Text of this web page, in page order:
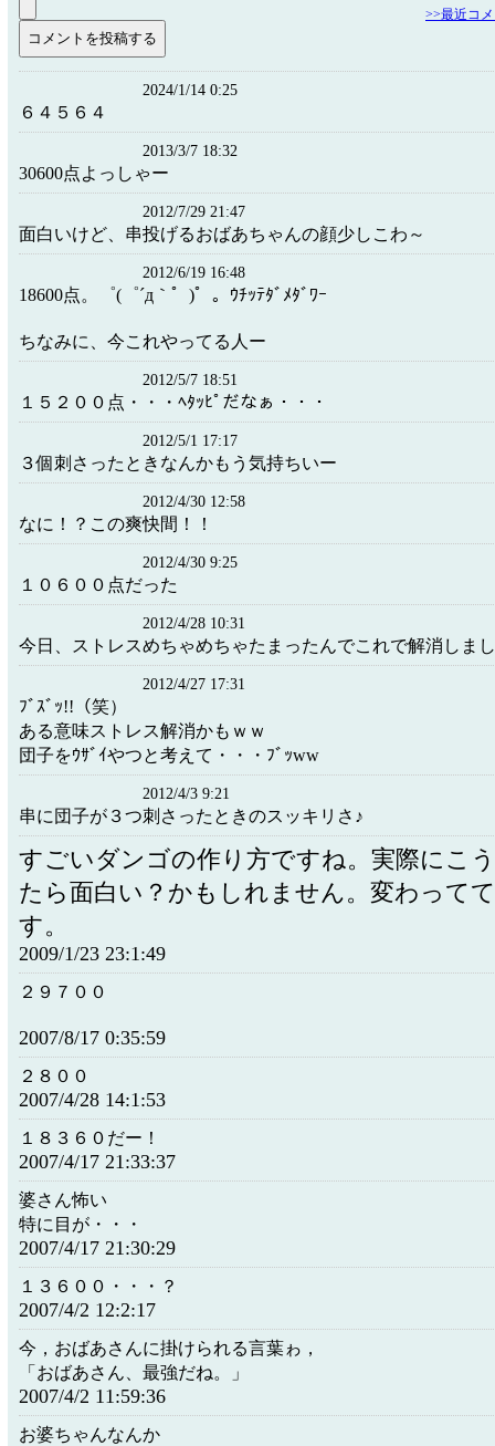
>>最近コ
2024/1/14 0:25
６４５６４
2013/3/7 18:32
30600点よっしゃー
2012/7/29 21:47
面白いけど、串投げるおばあちゃんの顔少しこわ～
2012/6/19 16:48
18600点。゜(゜´д｀゜)゜。ｳﾁｯﾃﾀﾞﾒﾀﾞﾜｰ
ちなみに、今これやってる人ー
2012/5/7 18:51
１５２００点・・・ﾍﾀｯﾋﾟだなぁ・・・
2012/5/1 17:17
３個刺さったときなんかもう気持ちいー
2012/4/30 12:58
なに！？この爽快間！！
2012/4/30 9:25
１０６００点だった
2012/4/28 10:31
今日、ストレスめちゃめちゃたまったんでこれで解消しま
2012/4/27 17:31
ﾌﾞｽﾞｯ!!（笑）
ある意味ストレス解消かもｗｗ
団子をｳｻﾞｲやつと考えて・・・ﾌﾞｯww
2012/4/3 9:21
串に団子が３つ刺さったときのスッキリさ♪
すごいダンゴの作り方ですね。実際にこ
たら面白い？かもしれません。変わって
す。
2009/1/23 23:1:49
２９７００
2007/8/17 0:35:59
２８００
2007/4/28 14:1:53
１８３６０だー！
2007/4/17 21:33:37
婆さん怖い
特に目が・・・
2007/4/17 21:30:29
１３６００・・・？
2007/4/2 12:2:17
今，おばあさんに掛けられる言葉ゎ，
「おばあさん、最強だね。」
2007/4/2 11:59:36
お婆ちゃんなんか